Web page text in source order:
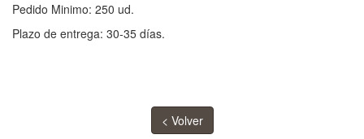
Pedido Minimo: 250 ud.
Plazo de entrega: 30-35 días.
< Volver